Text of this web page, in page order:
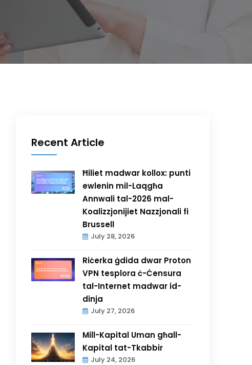
Recent Article
Ħiliet madwar kollox: punti
ewlenin mil-Laqgħa
Annwali tal-2026 mal-
Koalizzjonijiet Nazzjonali fi
Brussell
July 28, 2026
Riċerka ġdida dwar Proton
VPN tesplora ċ-Ċensura
tal-Internet madwar id-
dinja
July 27, 2026
Mill-Kapital Uman għall-
Kapital tat-Tkabbir
July 24, 2026